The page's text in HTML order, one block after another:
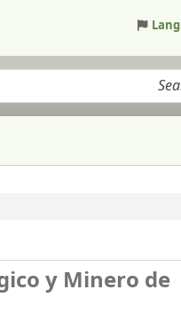
y Minero de